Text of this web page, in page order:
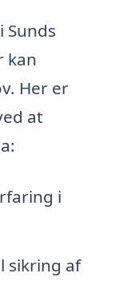
kan
Her er
at
i
sikring af